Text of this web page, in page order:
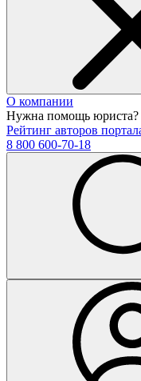
О компании
Нужна помощь юриста?
Рейтинг авторов
8 800 600-70-18